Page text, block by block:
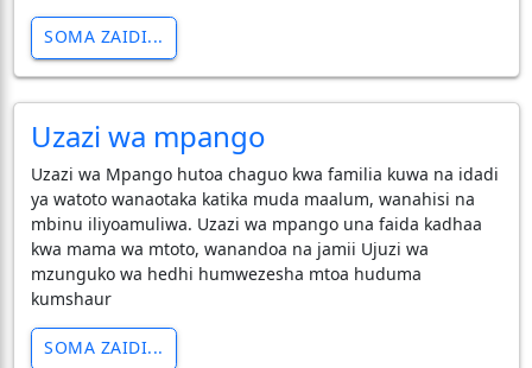
SOMA ZAIDI...
Uzazi wa mpango
Uzazi wa Mpango hutoa chaguo kwa familia kuwa na idadi
ya watoto wanaotaka katika muda maalum, wanahisi na
mbinu iliyoamuliwa. Uzazi wa mpango una faida kadhaa
kwa mama wa mtoto, wanandoa na jamii Ujuzi wa
mzunguko wa hedhi humwezesha mtoa huduma
kumshaur
SOMA ZAIDI...